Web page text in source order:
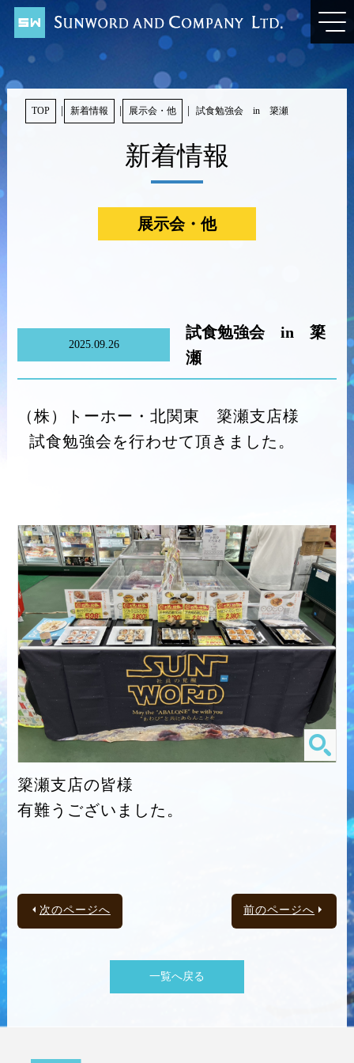
TOP 新着情報 展示会・他 試食勉強会 in 簗瀬
新着情報
展示会・他
2025.09.26
試食勉強会 in 簗
瀬
（株）トーホー・北関東 簗瀬支店様
試食勉強会を行わせて頂きました。
簗瀬支店の皆様
有難うございました。
次のページへ 前のページへ
一覧へ戻る